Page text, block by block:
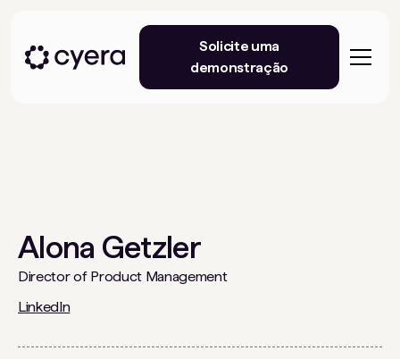
Solicite uma
demonstração
Alona Getzler
Director of Product Management
LinkedIn